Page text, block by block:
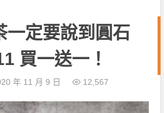
一定要說到圓石
買一送一！
年 11 月 9 日 12,567